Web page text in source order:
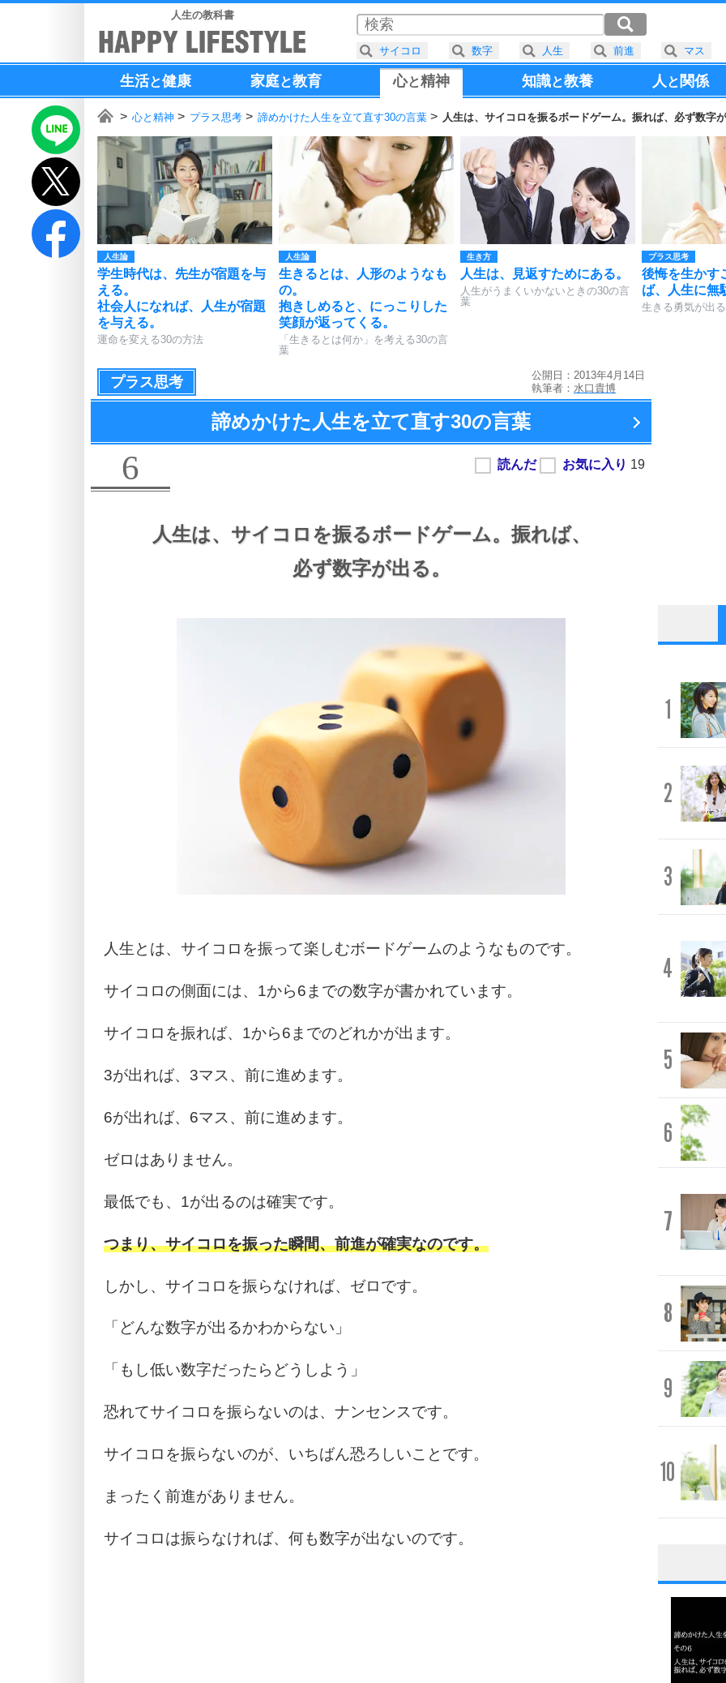
人生の教科書
生活と健康 家庭と教育 心と精神 知識と教養 人と 関係
心と精神 プラス思考 諦めかけた人生を立て直す30の言葉 人生は、サイコロを振るボードゲーム。振れば、必ず数字が
人生論
学生時代は、先生が宿題を与
える。
社会人になれば、人生が宿題
を与える。
運命を変える30の方法
人生論
生きるとは、人形のようなも
の。
抱きしめると、にっこりした
笑顔が返ってくる。
「生きるとは何か」を考える30の言
葉
生き方
人生は、見返すためにある。
人生がうまくいかないときの30の言
葉
プラス思考
後悔を生かす
ば、人生に無
生きる勇気が出
プラス思考
公開日：2013年4月14日
執筆者： 水口貴博
諦めかけた人生を立て直す30の言葉
6
人生は、 サイコロを振るボードゲーム。 振れば、
必ず数字が出る。
人生とは、サイコロを振って楽しむボードゲームのようなものです。
サイコロの側面には、1から6までの数字が書かれています。
サイコロを振れば、1から6までのどれかが出ます。
3が出れば、3マス、前に進めます。
6が出れば、6マス、前に進めます。
ゼロはありません。
最低でも、1が出るのは確実です。
つまり、サイコロを振った瞬間、前進が確実なのです。
しかし、サイコロを振らなければ、ゼロです。
「どんな数字が出るかわからない」
「もし低い数字だったらどうしよう」
恐れてサイコロを振らないのは、ナンセンスです。
サイコロを振らないのが、いちばん恐ろしいことです。
まったく前進がありません。
サイコロは振らなければ、何も数字が出ないのです。
1
2
3
4
5
6
7
8
9
10
1
サイコロ 数字 人生 前進 マス